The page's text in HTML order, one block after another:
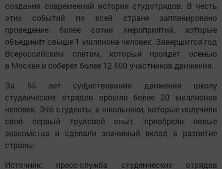
создания современной истории студотрядов. В честь
этих событий по всей стране запланировано
проведение более сотни мероприятий, которые
объединят свыше 1 миллиона человек. Завершится год
Всероссийским слетом, который пройдет осенью
в Москве и соберет более 12 500 участников движения.
За 65 лет существования движения школу
студенческих отрядов прошли более 20 миллионов
человек. Это студенты и школьники, которые получили
свой первый трудовой опыт, приобрели новые
знакомства и сделали значимый вклад в развитие
страны.
Источник: пресс-служба студенческих отрядов